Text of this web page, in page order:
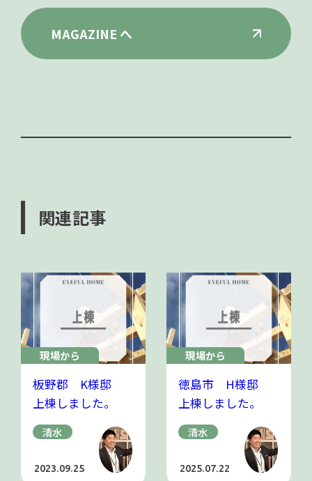
MAGAZINE へ
関連記事
現場から
板野郡 K様邸
上棟しました。
清水
2023.09.25
現場から
徳島市 H様邸
上棟しました。
清水
2025.07.22